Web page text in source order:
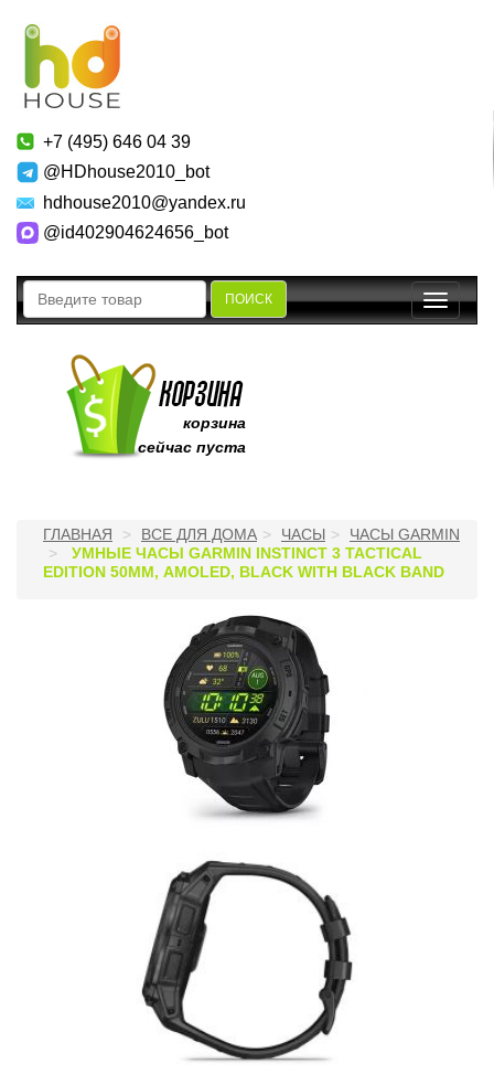
+7 (495) 646 04 39
@HDhouse2010_bot
hdhouse2010@yandex.ru
@id402904624656_bot
ПОИСК
Toggle
корзина
сейчас пуста
ГЛАВНАЯ ВСЕ ДЛЯ ДОМА ЧАСЫ
ЧАСЫ GARMIN
УМНЫЕ ЧАСЫ GARMIN INSTINCT 3 TACTICAL
EDITION 50ММ, AMOLED, BLACK WITH BLACK BAND